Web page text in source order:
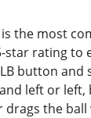
the most
star rating to
button and
left or left,
drags the